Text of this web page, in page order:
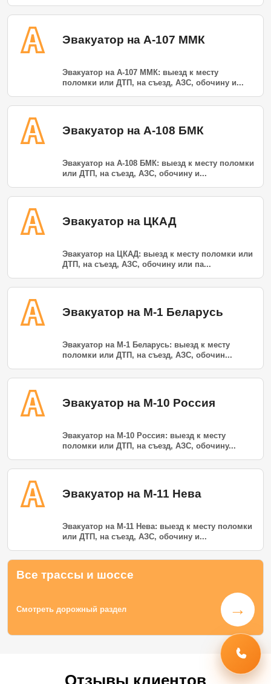
Эвакуатор на А-107 ММК
Эвакуатор на А-107 ММК: выезд к месту
поломки или ДТП, на съезд, АЗС, обочину и...
Эвакуатор на А-108 БМК
Эвакуатор на А-108 БМК: выезд к месту поломки
или ДТП, на съезд, АЗС, обочину и...
Эвакуатор на ЦКАД
Эвакуатор на ЦКАД: выезд к месту поломки или
ДТП, на съезд, АЗС, обочину или па...
Эвакуатор на М-1 Беларусь
Эвакуатор на М-1 Беларусь: выезд к месту
поломки или ДТП, на съезд, АЗС, обочин...
Эвакуатор на М-10 Россия
Эвакуатор на М-10 Россия: выезд к месту
поломки или ДТП, на съезд, АЗС, обочину...
Эвакуатор на М-11 Нева
Эвакуатор на М-11 Нева: выезд к месту поломки
или ДТП, на съезд, АЗС, обочину и...
Все трассы и шоссе
Смотреть дорожный раздел →
Отзывы клиентов